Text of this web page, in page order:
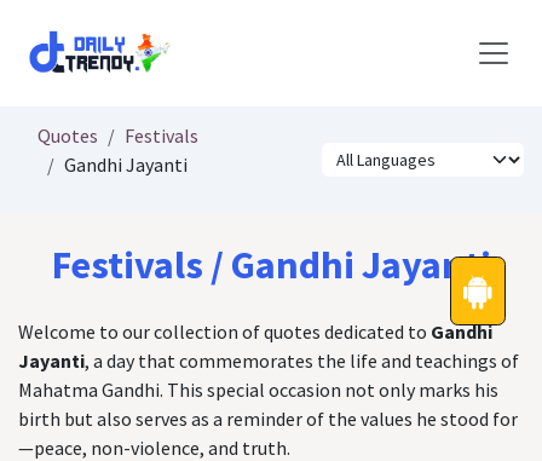
Quotes
Festivals
Gandhi Jayanti
Festivals / Gandhi Jayanti
Welcome to our collection of quotes dedicated to Gandhi
Jayanti, a day that commemorates the life and teachings of
Mahatma Gandhi. This special occasion not only marks his
birth but also serves as a reminder of the values he stood for
—peace, non-violence, and truth.